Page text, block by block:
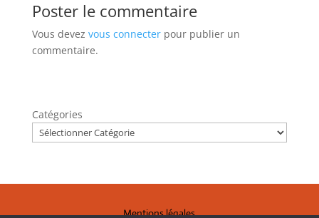
Poster le commentaire
Vous devez vous connecterpour publier un
commentaire.
Catégories
Mentions légales